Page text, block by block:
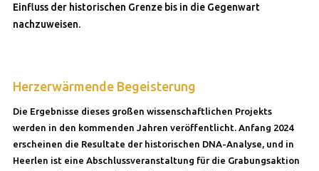
Einfluss der historischen Grenze bis in die Gegenwart
nachzuweisen.
Herzerwärmende Begeisterung
Die Ergebnisse dieses großen wissenschaftlichen Projekts
werden in den kommenden Jahren veröffentlicht. Anfang 2024
erscheinen die Resultate der historischen DNA-Analyse, und in
Heerlen ist eine Abschlussveranstaltung für die Grabungsaktion